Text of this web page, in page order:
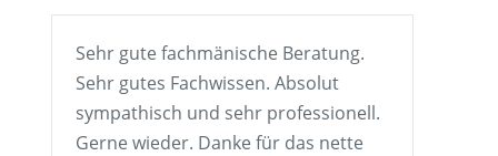
Sehr gute fachmänische Beratung.
Sehr gutes Fachwissen. Absolut
sympathisch und sehr professionell.
Gerne wieder. Danke für das nette